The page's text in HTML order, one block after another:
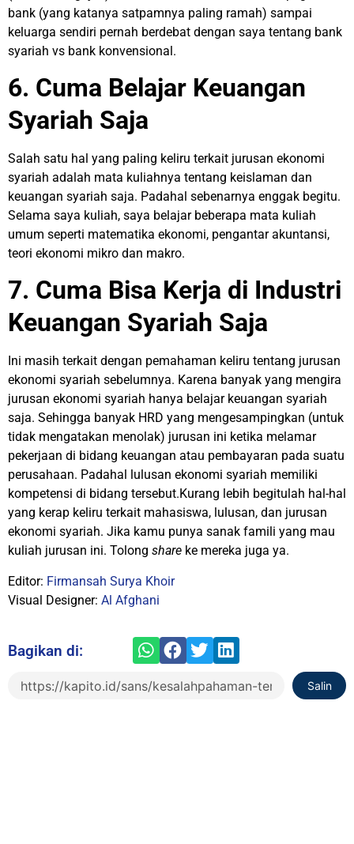
bank (yang katanya satpamnya paling ramah) sampai
keluarga sendiri pernah berdebat dengan saya tentang bank
syariah vs bank konvensional.
6. Cuma Belajar Keuangan
Syariah Saja
Salah satu hal yang paling keliru terkait jurusan ekonomi
syariah adalah mata kuliahnya tentang keislaman dan
keuangan syariah saja. Padahal sebenarnya enggak begitu.
Selama saya kuliah, saya belajar beberapa mata kuliah
umum seperti matematika ekonomi, pengantar akuntansi,
teori ekonomi mikro dan makro.
7. Cuma Bisa Kerja di Industri
Keuangan Syariah Saja
Ini masih terkait dengan pemahaman keliru tentang jurusan
ekonomi syariah sebelumnya. Karena banyak yang mengira
jurusan ekonomi syariah hanya belajar keuangan syariah
saja. Sehingga banyak HRD yang mengesampingkan (untuk
tidak mengatakan menolak) jurusan ini ketika melamar
pekerjaan di bidang keuangan atau pembayaran pada suatu
perusahaan. Padahal lulusan ekonomi syariah memiliki
kompetensi di bidang tersebut.Kurang lebih begitulah hal-hal
yang kerap keliru terkait mahasiswa, lulusan, dan jurusan
ekonomi syariah. Jika kamu punya sanak famili yang mau
kuliah jurusan ini. Tolong share ke mereka juga ya.
Editor: Firmansah Surya Khoir
Visual Designer: Al Afghani
Bagikan di:
Salin